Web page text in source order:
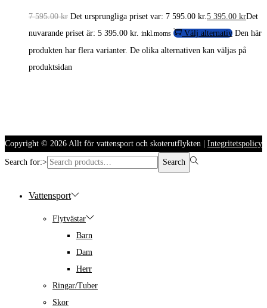
7 595.00kr Det ursprungliga priset var: 7 595.00 kr.5 395.00 krDet
nuvarande priset är: 5 395.00 kr. inkl.moms Välj alternativ Den här
produkten har flera varianter. De olika alternativen kan väljas på
produktsidan
Copyright © 2026 Allt för vattensport och skoterutflykten Integritetspolicy
Search for:> Search
Vattensport
Flytvästar
Barn
Dam
Herr
Ringar/Tuber
Skor